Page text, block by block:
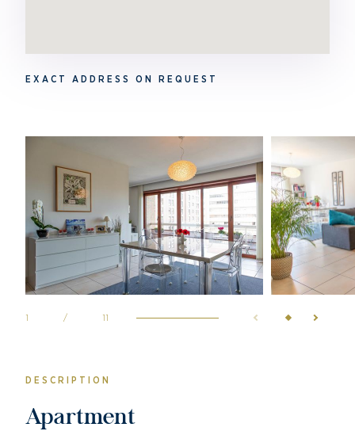
EXACT ADDRESS ON REQUEST
1 / 11
DESCRIPTION
Apartment